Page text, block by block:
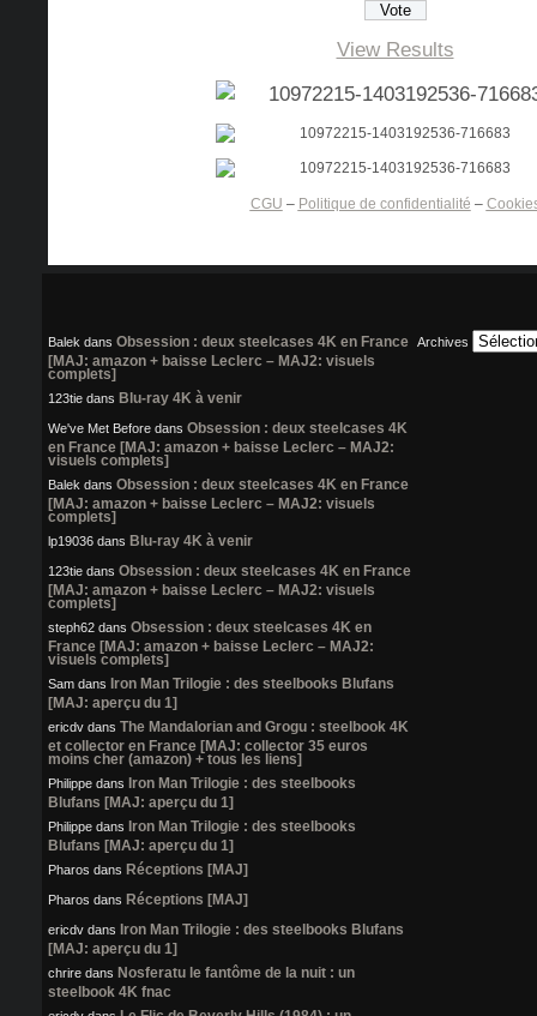
View Results
CGU – Politique de confidentialité –
Balek dans Obsession : deux steelcases 4K en France
[MAJ: amazon + baisse Leclerc – MAJ2: visuels
complets]
123tie dans Blu-ray 4K à venir
We've Met Before dans Obsession : deux steelcases 4K
en France [MAJ: amazon + baisse Leclerc – MAJ2:
visuels complets]
Balek dans Obsession : deux steelcases 4K en France
[MAJ: amazon + baisse Leclerc – MAJ2: visuels
complets]
lp19036 dans Blu-ray 4K à venir
123tie dans Obsession : deux steelcases 4K en France
[MAJ: amazon + baisse Leclerc – MAJ2: visuels
complets]
steph62 dans Obsession : deux steelcases 4K en
France [MAJ: amazon + baisse Leclerc – MAJ2:
visuels complets]
Sam dans Iron Man Trilogie : des steelbooks Blufans
[MAJ: aperçu du 1]
ericdv dans The Mandalorian and Grogu : steelbook 4K
et collector en France [MAJ: collector 35 euros
moins cher (amazon) + tous les liens]
Philippe dans Iron Man Trilogie : des steelbooks
Blufans [MAJ: aperçu du 1]
Philippe dans Iron Man Trilogie : des steelbooks
Blufans [MAJ: aperçu du 1]
Pharos dans Réceptions [MAJ]
Pharos dans Réceptions [MAJ]
ericdv dans Iron Man Trilogie : des steelbooks Blufans
[MAJ: aperçu du 1]
chrire dans Nosferatu le fantôme de la nuit : un
steelbook 4K fnac
Archives